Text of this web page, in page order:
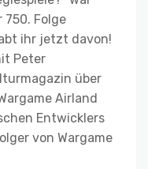
750. Folge
ihr jetzt davon!
Peter
über
Airland
Entwicklers
von Wargame